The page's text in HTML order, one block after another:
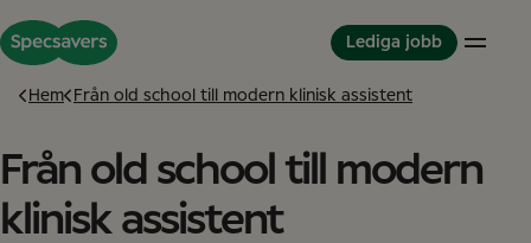
Lediga jobb
Karriärmöjligheter
Optiker
Konsultoptiker
Jobba hos Specsavers
Våra värderingar
Dina nya kollegor
Partnerskapsmodellen
Partner in Development
Detta är Specsavers
Hem Från old school till modern klinisk assistent
Från old school till modern
klinisk assistent